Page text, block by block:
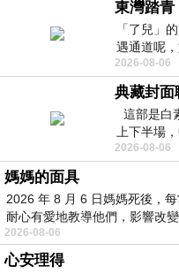
東灣踏青
「了兒」
遇通道呢
細賞。
2026-08-06
典藏封面
這部是白
上下半場
景影射西藏
2026-08-06
媽媽的面具
2026 年 8 月 6 日媽媽死後，
耐心有愛地教導他們，影響改
2026-08-06
心安理得